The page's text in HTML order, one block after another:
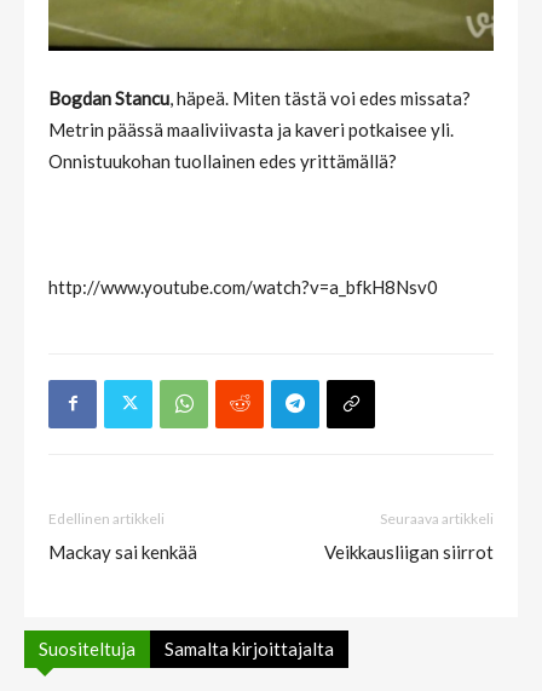
Bogdan Stancu, häpeä. Miten tästä voi edes missata?
Metrin päässä maaliviivasta ja kaveri potkaisee yli.
Onnistuukohan tuollainen edes yrittämällä?
http://www.youtube.com/watch?v=a_bfkH8Nsv0
Edellinen artikkeli
Mackay sai kenkää
Seuraava artikkeli
Veikkausliigan siirrot
Suositeltuja Samalta kirjoittajalta